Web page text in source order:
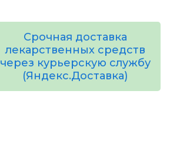
Срочная доставка
лекарственных средств
через курьерскую службу
(Яндекс.Доставка)